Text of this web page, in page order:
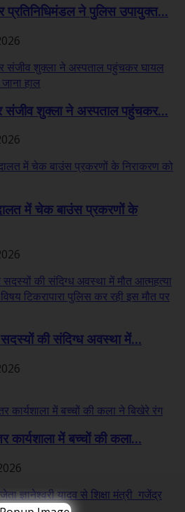
प्रतिनिधिमंडल ने पुलिस उपायुक्त...
संजीव शुक्ला ने अस्पताल पहुंचकर...
में चेक बाउंस प्रकरणों के
सदस्यों की संदिग्ध अवस्था में...
कार्यशाला में बच्चों की कला...